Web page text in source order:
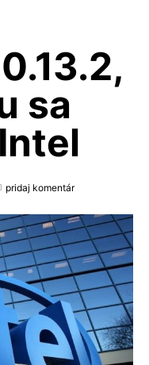
sa
pridaj komentár